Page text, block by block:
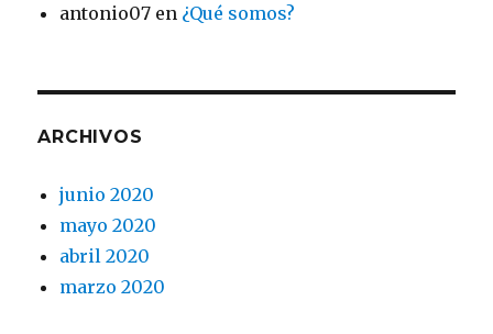
antonio07 en ¿Qué somos?
ARCHIVOS
junio 2020
mayo 2020
abril 2020
marzo 2020